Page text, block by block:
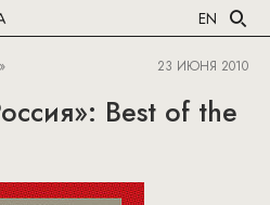
EN
23 ИЮНЯ 2010
Best of the